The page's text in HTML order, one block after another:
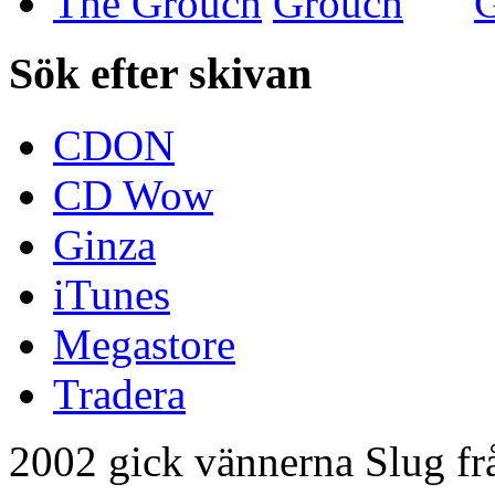
Sök efter skivan
CDON
CD Wow
Ginza
iTunes
Megastore
Tradera
2002 gick vännerna Slug